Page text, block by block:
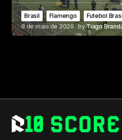
Brasil Flamengo Futebol
8 de maio de 2026 by Tiago